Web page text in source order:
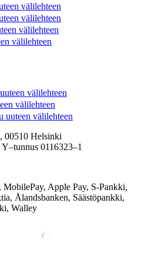
välilehteen
välilehteen
välilehteen
välilehteen
välilehteen
välilehteen
uuteen välilehteen
00510 Helsinki
Y–tunnus 0116323–1
MobilePay, Apple Pay, S-Pankki,
Ålandsbanken, Säästöpankki,
Walley